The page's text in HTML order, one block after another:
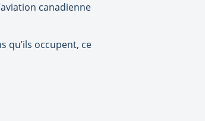
canadienne
qu’ils occupent, ce